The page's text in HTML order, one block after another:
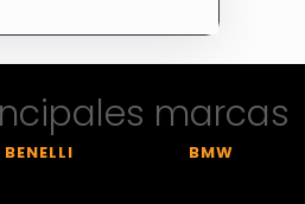
marcas
BENELLI BMW